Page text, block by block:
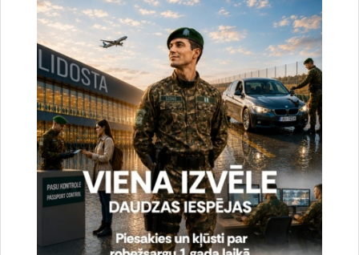
uzlabotu vietnes darbību un
pakalpojumus)
Reģistrē unikālu ID, kas tiek izmantots
statistisko datu iegūšanai par to, kā
apmeklētājs izmanto vietni.
2 gadi
_gat
Statistikas sīkdatnes (nepieciešamas, lai
uzlabotu vietnes darbību un